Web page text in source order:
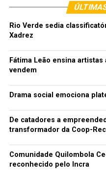
Rio Verde sedia
Xadrez
Fátima Leão ensina
vendem
Drama social emociona
De catadores a
transformador da Coop-
Comunidade Quilombola
reconhecido pelo Incra